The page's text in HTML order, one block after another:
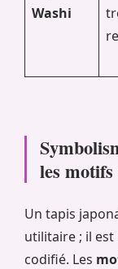
Washi
les
Un tapis
utilitaire ; il est
codifié. Les